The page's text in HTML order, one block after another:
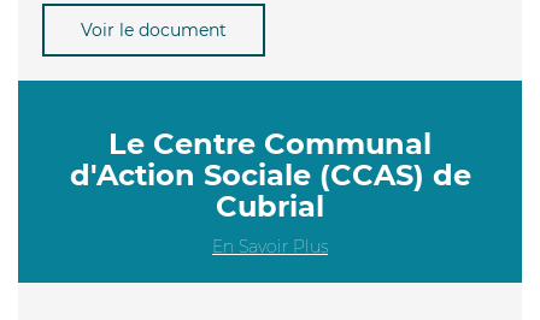
Voir le document
Le Centre Communal
d'Action Sociale (CCAS) de
Cubrial
En Savoir Plus